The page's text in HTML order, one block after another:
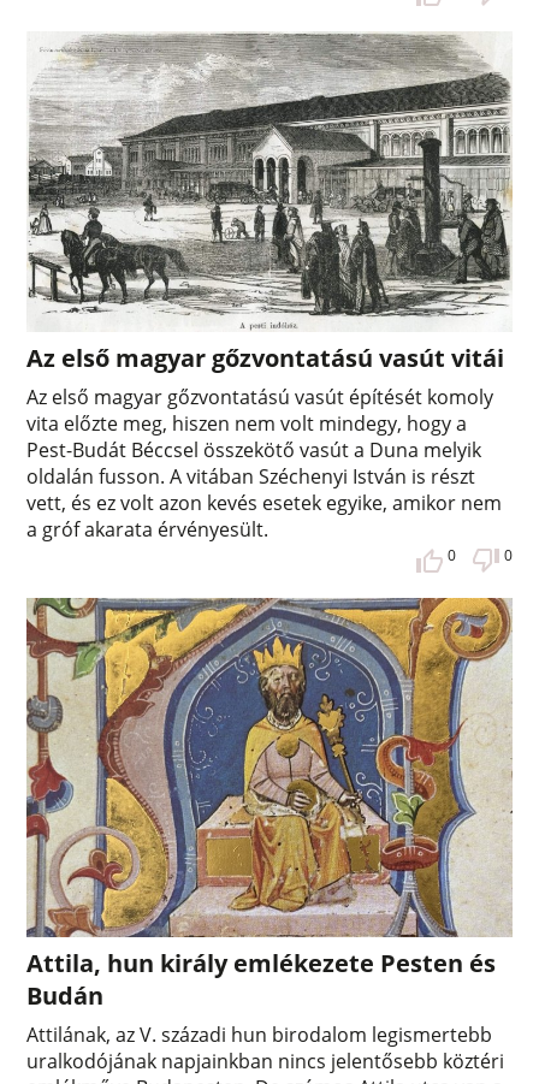
Az első magyar gőzvontatású vasút vitái
Az első magyar gőzvontatású vasút építését komoly
vita előzte meg, hiszen nem volt mindegy, hogy a
Pest-Budát Béccsel összekötő vasút a Duna melyik
oldalán fusson. A vitában Széchenyi István is részt
vett, és ez volt azon kevés esetek egyike, amikor nem
a gróf akarata érvényesült.
0 0
Attila, hun király emlékezete Pesten és
Budán
Attilának, az V. századi hun birodalom legismertebb
uralkodójának napjainkban nincs jelentősebb köztéri